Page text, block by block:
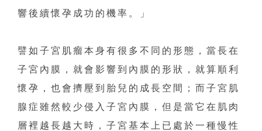
響後續懷孕成功的機率。」
譬如子宮肌瘤本身有很多不同的形態，當長在
子宮內膜，就會影響到內膜的形狀，就算順利
懷孕，也會擠壓到胎兒的成長空間；而子宮肌
腺症雖然較少侵入子宮內膜，但是當它在肌肉
層裡越長越大時，子宮基本上已處於一種慢性